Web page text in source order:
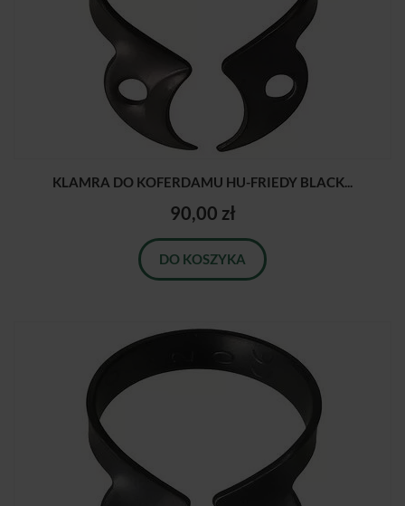
KLAMRA DO KOFERDAMU HU-FRIEDY BLACK...
90,00 zł
DO KOSZYKA